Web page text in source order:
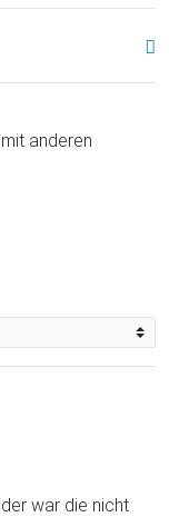
anderen
war die nicht